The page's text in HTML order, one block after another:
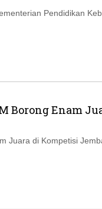
Pendidikan
Borong Enam
Juara di Kompetisi